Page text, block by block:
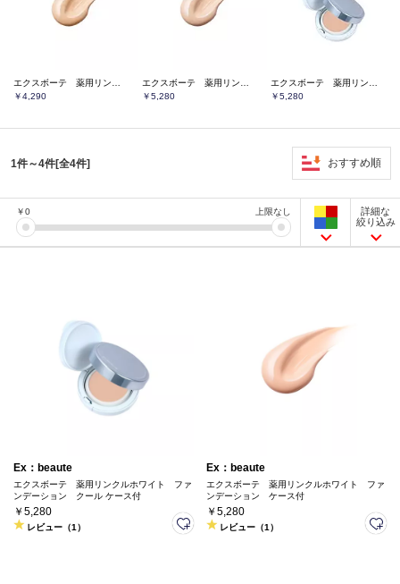
￥4,290
￥5,280
￥5,280
1件～4件[全4件] おすすめ順
￥0 上限なし
詳細な
絞り込み
Ex：beaute
エクスボーテ 薬用リンクルホワイト ファ
ンデーション クール ケース付
￥5,280
レビュー（1）
Ex：beaute
エクスボーテ 薬用リンクルホワイト ファ
ンデーション ケース付
￥5,280
レビュー（1）